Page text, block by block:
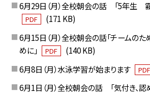
6月29日（月）全校朝会の話 「5年生
PDF
(171 KB)
6月15日（月）全校朝会の話「チームの
めに」
PDF
(140 KB)
6月8日（月）水泳学習が始まります
PDF
6月1日（月）全校朝会の話 「気付き、認